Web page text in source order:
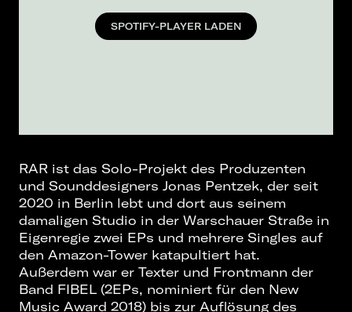
SPOTIFY-PLAYER LADEN
RAR ist das Solo-Projekt des Produzenten
und Sounddesigners Jonas Pentzek, der seit
2020 in Berlin lebt und dort aus seinem
damaligen Studio in der Warschauer Straße in
Eigenregie zwei EPs und mehrere Singles auf
den Amazon-Tower katapultiert hat.
Außerdem war er Texter und Frontmann der
Band FIBEL (2EPs, nominiert für den New
Music Award 2018) bis zur Auflösung des